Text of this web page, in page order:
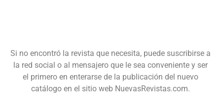
Si no encontró la revista que necesita, puede suscribirse a
la red social o al mensajero que le sea conveniente y ser
el primero en enterarse de la publicación del nuevo
catálogo en el sitio web NuevasRevistas.com.